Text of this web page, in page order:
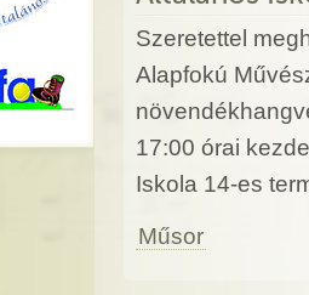
Szeretettel
Alapfokú
17:00 órai
Iskola 14-es
Műsor